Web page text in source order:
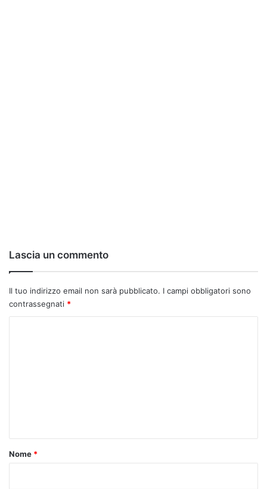
Lascia un commento
Il tuo indirizzo email non sarà pubblicato. I campi obbligatori sono
contrassegnati *
o
Nome *